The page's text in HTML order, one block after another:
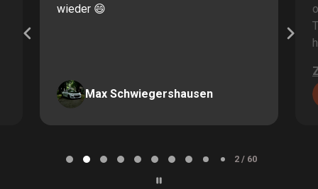
wieder 😄
Max Schwiegershausen
2 / 60